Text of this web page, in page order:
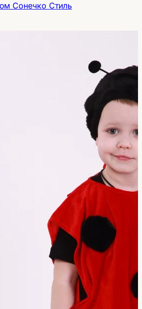
Сонечко Стиль